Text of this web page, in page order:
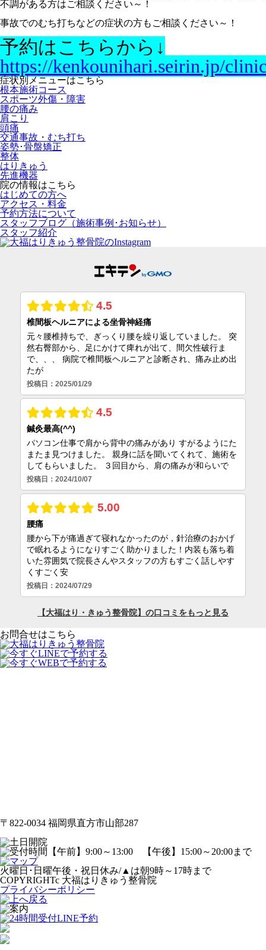
不調がある方はご相談ください～！
事故でのむち打ちなどの症状の方もご相談ください～！
予約はこちらから↓
https://kenkounihari.seirin.jp/
症状別メニューはこちら
根本施術コース
スポーツ外傷・障害
腰の痛み
肩こり
頭痛
交通事故・むち打ち
姿勢･骨盤矯正
整体
はりきゅう
先進機器
院の情報はこちら
はじめての方へ
アクセス・料金
予約方法について
スタッフブログ（施術事例･お知らせ）
スタッフ紹介
お問合せはこちら
〒822-0034 福岡県直方市山部287
火曜日･日曜午後・祝日休み/▲は朝9時～17時まで
COPYRIGHTc 大福はりきゅう整骨院
プライバシーポリシー